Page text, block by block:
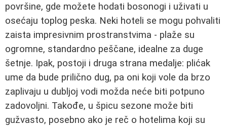
površine, gde možete hodati bosonogi i uživati u
osećaju toplog peska. Neki hoteli se mogu pohvaliti
zaista impresivnim prostranstvima - plaže su
ogromne, standardno peščane, idealne za duge
šetnje. Ipak, postoji i druga strana medalje: plićak
ume da bude prilično dug, pa oni koji vole da brzo
zaplivaju u dubljoj vodi možda neće biti potpuno
zadovoljni. Takođe, u špicu sezone može biti
gužvasto, posebno ako je reč o hotelima koji su